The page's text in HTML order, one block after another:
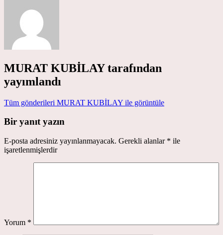
MURAT KUBİLAYtarafından
yayımlandı
Tüm gönderileri MURAT KUBİLAY ile görüntüle
Bir yanıt yazın
E-posta adresiniz yayınlanmayacak. Gerekli alanlar * ile
işaretlenmişlerdir
Yorum *